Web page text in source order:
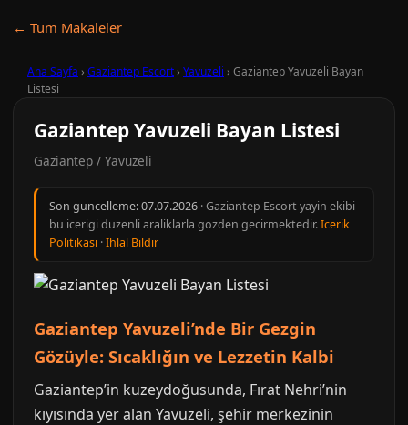
← Tum Makaleler
Ana Sayfa › Gaziantep Escort› Yavuzeli › Gaziantep Yavuzeli Bayan
Listesi
Gaziantep Yavuzeli Bayan Listesi
Gaziantep / Yavuzeli
Son guncelleme:07.07.2026 · Gaziantep Escort yayin ekibi
bu icerigi duzenli araliklarla gozden gecirmektedir.Icerik
Politikasi ·Ihlal Bildir
Gaziantep Yavuzeli’nde Bir Gezgin
Gözüyle: Sıcaklığın ve Lezzetin Kalbi
Gaziantep’in kuzeydoğusunda, Fırat Nehri’nin
kıyısında yer alan Yavuzeli, şehir merkezinin